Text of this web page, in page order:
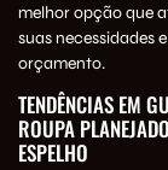
melhor opção que
suas necessidades
orçamento.
TENDÊNCIAS EM
ROUPA
ESPELHO